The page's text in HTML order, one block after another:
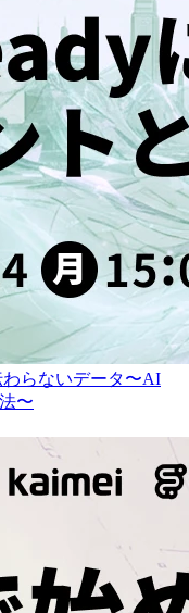
わらないデータ〜AI
〜